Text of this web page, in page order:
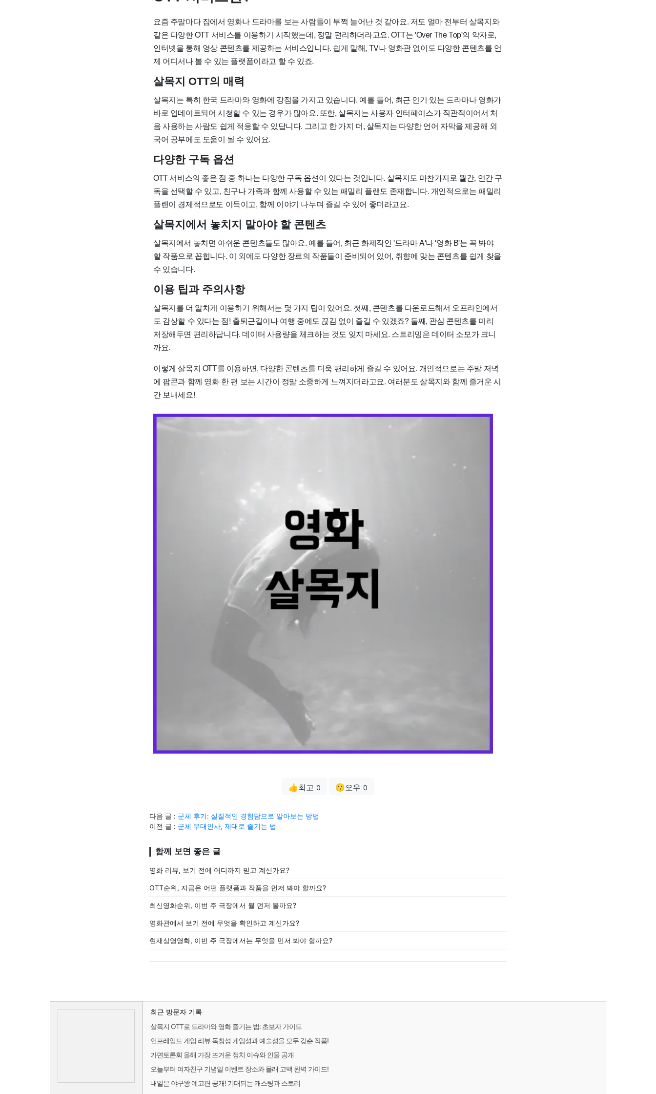
요즘 주말마다 집에서 영화나 드라마를 보는 사람들이 부쩍 늘어난 것 같아요. 저도 얼마 전부터 살목지와
같은 다양한 OTT 서비스를 이용하기 시작했는데, 정말 편리하더라고요. OTT는 'Over The Top'의 약자로,
인터넷을 통해 영상 콘텐츠를 제공하는 서비스입니다. 쉽게 말해, TV나 영화관 없이도 다양한 콘텐츠를 언
제 어디서나 볼 수 있는 플랫폼이라고 할 수 있죠.
살목지 OTT의 매력
살목지는 특히 한국 드라마와 영화에 강점을 가지고 있습니다. 예를 들어, 최근 인기 있는 드라마나 영화가
바로 업데이트되어 시청할 수 있는 경우가 많아요. 또한, 살목지는 사용자 인터페이스가 직관적이어서 처
음 사용하는 사람도 쉽게 적응할 수 있답니다. 그리고 한 가지 더, 살목지는 다양한 언어 자막을 제공해 외
국어 공부에도 도움이 될 수 있어요.
다양한 구독 옵션
OTT 서비스의 좋은 점 중 하나는 다양한 구독 옵션이 있다는 것입니다. 살목지도 마찬가지로 월간, 연간 구
독을 선택할 수 있고, 친구나 가족과 함께 사용할 수 있는 패밀리 플랜도 존재합니다. 개인적으로는 패밀리
플랜이 경제적으로도 이득이고, 함께 이야기 나누며 즐길 수 있어 좋더라고요.
살목지에서 놓치지 말아야 할 콘텐츠
살목지에서 놓치면 아쉬운 콘텐츠들도 많아요. 예를 들어, 최근 화제작인 '드라마 A'나 '영화 B'는 꼭 봐야
할 작품으로 꼽힙니다. 이 외에도 다양한 장르의 작품들이 준비되어 있어, 취향에 맞는 콘텐츠를 쉽게 찾을
수 있습니다.
이용 팁과 주의사항
살목지를 더 알차게 이용하기 위해서는 몇 가지 팁이 있어요. 첫째, 콘텐츠를 다운로드해서 오프라인에서
도 감상할 수 있다는 점! 출퇴근길이나 여행 중에도 끊김 없이 즐길 수 있겠죠? 둘째, 관심 콘텐츠를 미리
저장해두면 편리하답니다. 데이터 사용량을 체크하는 것도 잊지 마세요. 스트리밍은 데이터 소모가 크니
까요.
이렇게 살목지 OTT를 이용하면, 다양한 콘텐츠를 더욱 편리하게 즐길 수 있어요. 개인적으로는 주말 저녁
에 팝콘과 함께 영화 한 편 보는 시간이 정말 소중하게 느껴지더라고요. 여러분도 살목지와 함께 즐거운 시
간 보내세요!
👍최고 0 😗오우 0
다음 글 : 군체 후기: 실질적인 경험담으로 알아보는 방법
이전 글 : 군체 무대인사, 제대로 즐기는 법
함께 보면 좋은 글
영화 리뷰, 보기 전에 어디까지 믿고 계신가요?
OTT순위, 지금은 어떤 플랫폼과 작품을 먼저 봐야 할까요?
최신영화순위, 이번 주 극장에서 뭘 먼저 볼까요?
영화관에서 보기 전에 무엇을 확인하고 계신가요?
현재상영영화, 이번 주 극장에서는 무엇을 먼저 봐야 할까요?
최근 방문자 기록
살목지 OTT로 드라마와 영화 즐기는 법: 초보자 가이드
언프레임드 게임 리뷰 독창성 게임성과 예술성을 모두 갖춘 작품!
가면토론회 올해 가장 뜨거운 정치 이슈와 인물 공개
오늘부터 여자친구 기념일 이벤트 장소와 몰래 고백 완벽 가이드!
내일은 야구왕 예고편 공개! 기대되는 캐스팅과 스토리